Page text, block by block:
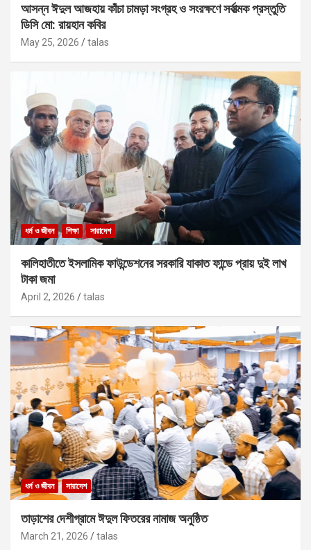
আসন্ন ঈদুল আজহায় কাঁচা চামড়া সংগ্রহ ও সংরক্ষণে সর্বাত্মক প্রস্তুতি
ডিসি মো: রায়হান কবির
May 25, 2026 talas
ধর্ম ও জীবন শিক্ষা সারাদেশ
কালিহাতীতে ইসলামিক ফাউন্ডেশনের সরকারি যাকাত ফান্ডে প্রায় দুই লাখ
টাকা জমা
April 2, 2026 talas
ধর্ম ও জীবন সারাদেশ
তাড়াশের দেশীগ্রামে ঈদুল ফিতরের নামাজ অনুষ্ঠিত
March 21, 2026 talas